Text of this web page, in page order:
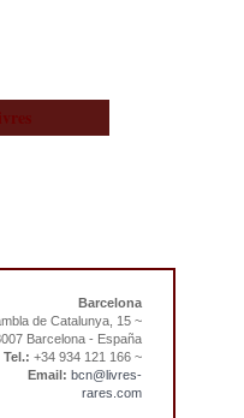
Barcelona
de Catalunya, 15 ~
Barcelona - España
Tel.: +34 934 121 166 ~
Email: bcn@livres-
rares.com